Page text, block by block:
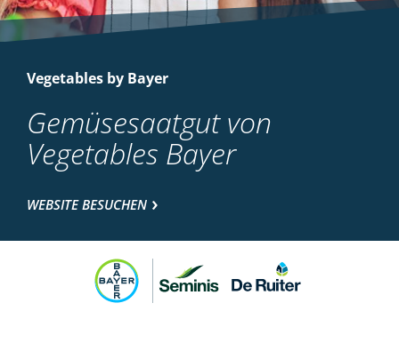
Vegetables by Bayer
Gemüsesaatgut von
Vegetables Bayer
WEBSITE BESUCHEN